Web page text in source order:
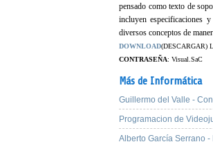
pensado como texto de
incluyen especificaciones
diversos conceptos de
DOWNLOAD(DESCARGAR)
CONTRASEÑA: Visual.SaC
Más de Informática
Guillermo del Valle -
Programacion de
Alberto García Serrano